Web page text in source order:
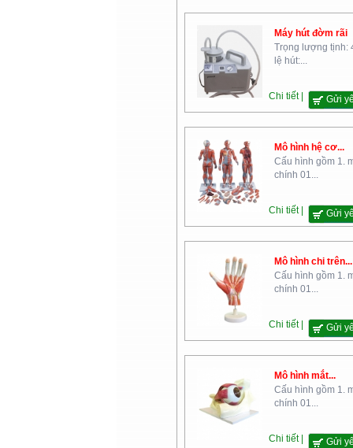
Máy hút đờm rãi
Trọng lượng tịnh:
lệ hút:...
Chi tiết | Gửi
Mô hình hệ cơ...
Cấu hình gồm 1.
chính 01...
Chi tiết | Gửi
Mô hình chi trên...
Cấu hình gồm 1.
chính 01...
Chi tiết | Gửi
Mô hình mắt...
Cấu hình gồm 1.
chính 01...
Chi tiết | Gửi